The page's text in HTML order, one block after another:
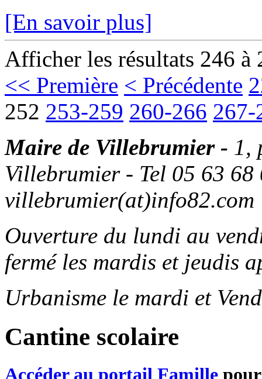
[En savoir plus]
Afficher les résultats 246 à
<< Première < Précédente
252 253-259 260-266 267-
Maire de Villebrumier - 1,
Villebrumier - Tel 05 63
villebrumier(at)info82.com
Ouverture du lundi au
fermé les mardis et jeudis
Urbanisme le mardi et
Cantine scolaire
Accéder au portail Famille